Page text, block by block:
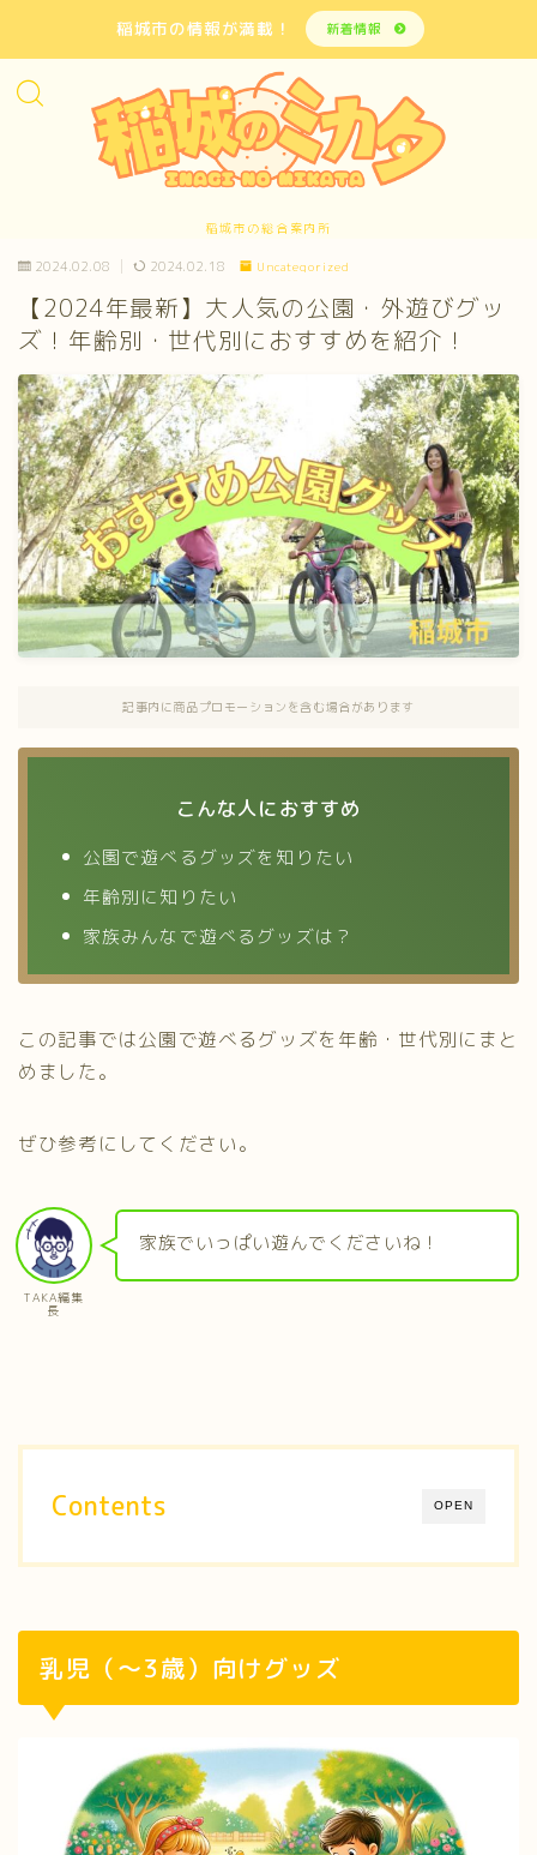
稲城市の情報が満載！ 新着情報
稲城市の総合案内所
2024.02.08 2024.02.18 Uncategorized
【2024年最新】大人気の公園・外遊びグッ
ズ！年齢別・世代別におすすめを紹介！
記事内に商品プロモーションを含む場合があります
こんな人におすすめ
公園で遊べるグッズを知りたい
年齢別に知りたい
家族みんなで遊べるグッズは？
この記事では公園で遊べるグッズを年齢・世代別にまと
めました。
ぜひ参考にしてください。
TAKA編集
長
家族でいっぱい遊んでくださいね！
OPEN
Contents
乳児（～3歳）向けグッズ